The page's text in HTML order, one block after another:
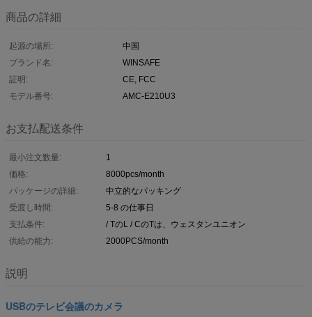
商品の詳細
起源の場所:
中国
ブランド名:
WINSAFE
証明:
CE, FCC
モデル番号:
AMC-E210U3
お支払配送条件
最小注文数量:
1
価格:
8000pcs/month
パッケージの詳細:
中立的なパッキング
受渡し時間:
5-8 の仕事日
支払条件:
/ TのL / CのTは、ウェスタンユニオン
供給の能力:
2000PCS/month
説明
USBのテレビ会議のカメラ